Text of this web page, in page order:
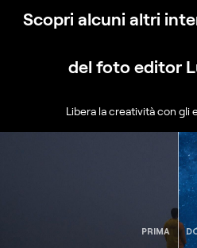
Scopri alcuni altri
del foto editor
Libera la creatività con gli
PRIMA